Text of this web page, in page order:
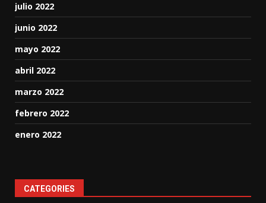
julio 2022
junio 2022
mayo 2022
abril 2022
marzo 2022
febrero 2022
enero 2022
CATEGORIES